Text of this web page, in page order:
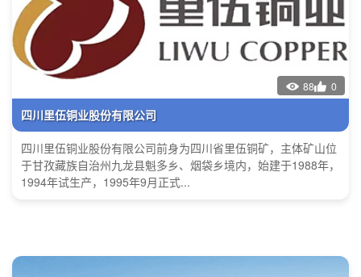
88 0
四川里伍铜业股份有限公司
四川里伍铜业股份有限公司前身为四川省里伍铜矿，主体矿山位
于甘孜藏族自治州九龙县魁多乡、烟袋乡境内，始建于1988年，
1994年试生产，1995年9月正式...